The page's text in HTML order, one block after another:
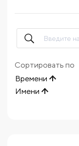
Сортировать по
Времени
Имени